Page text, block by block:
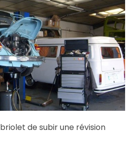
de subir une révision